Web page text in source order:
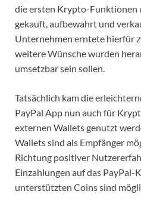
die ersten Krypto-Funktionen
gekauft, aufbewahrt und
Unternehmen erntete hierfür
weitere Wünsche wurden
umsetzbar sein sollen.
Tatsächlich kam die
PayPal App nun auch für
externen Wallets genutzt
Wallets sind als Empfänger
Richtung positiver
Einzahlungen auf das
unterstützten Coins sind